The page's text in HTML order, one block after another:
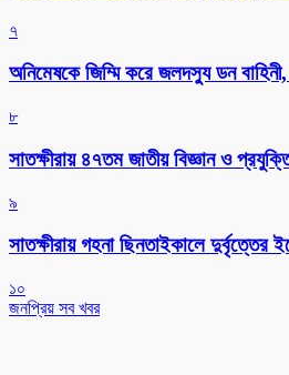
৭
অনিমেষকে জিম্মি করে জলদস্যু ডন
৮
সাতক্ষীরায় ৪৭তম জাতীয় বিজ্ঞান ও
৯
সাতক্ষীরায় গহনা ছিনতাইকালে দুর্বৃত্তের
১০
জনপ্রিয় সব খবর